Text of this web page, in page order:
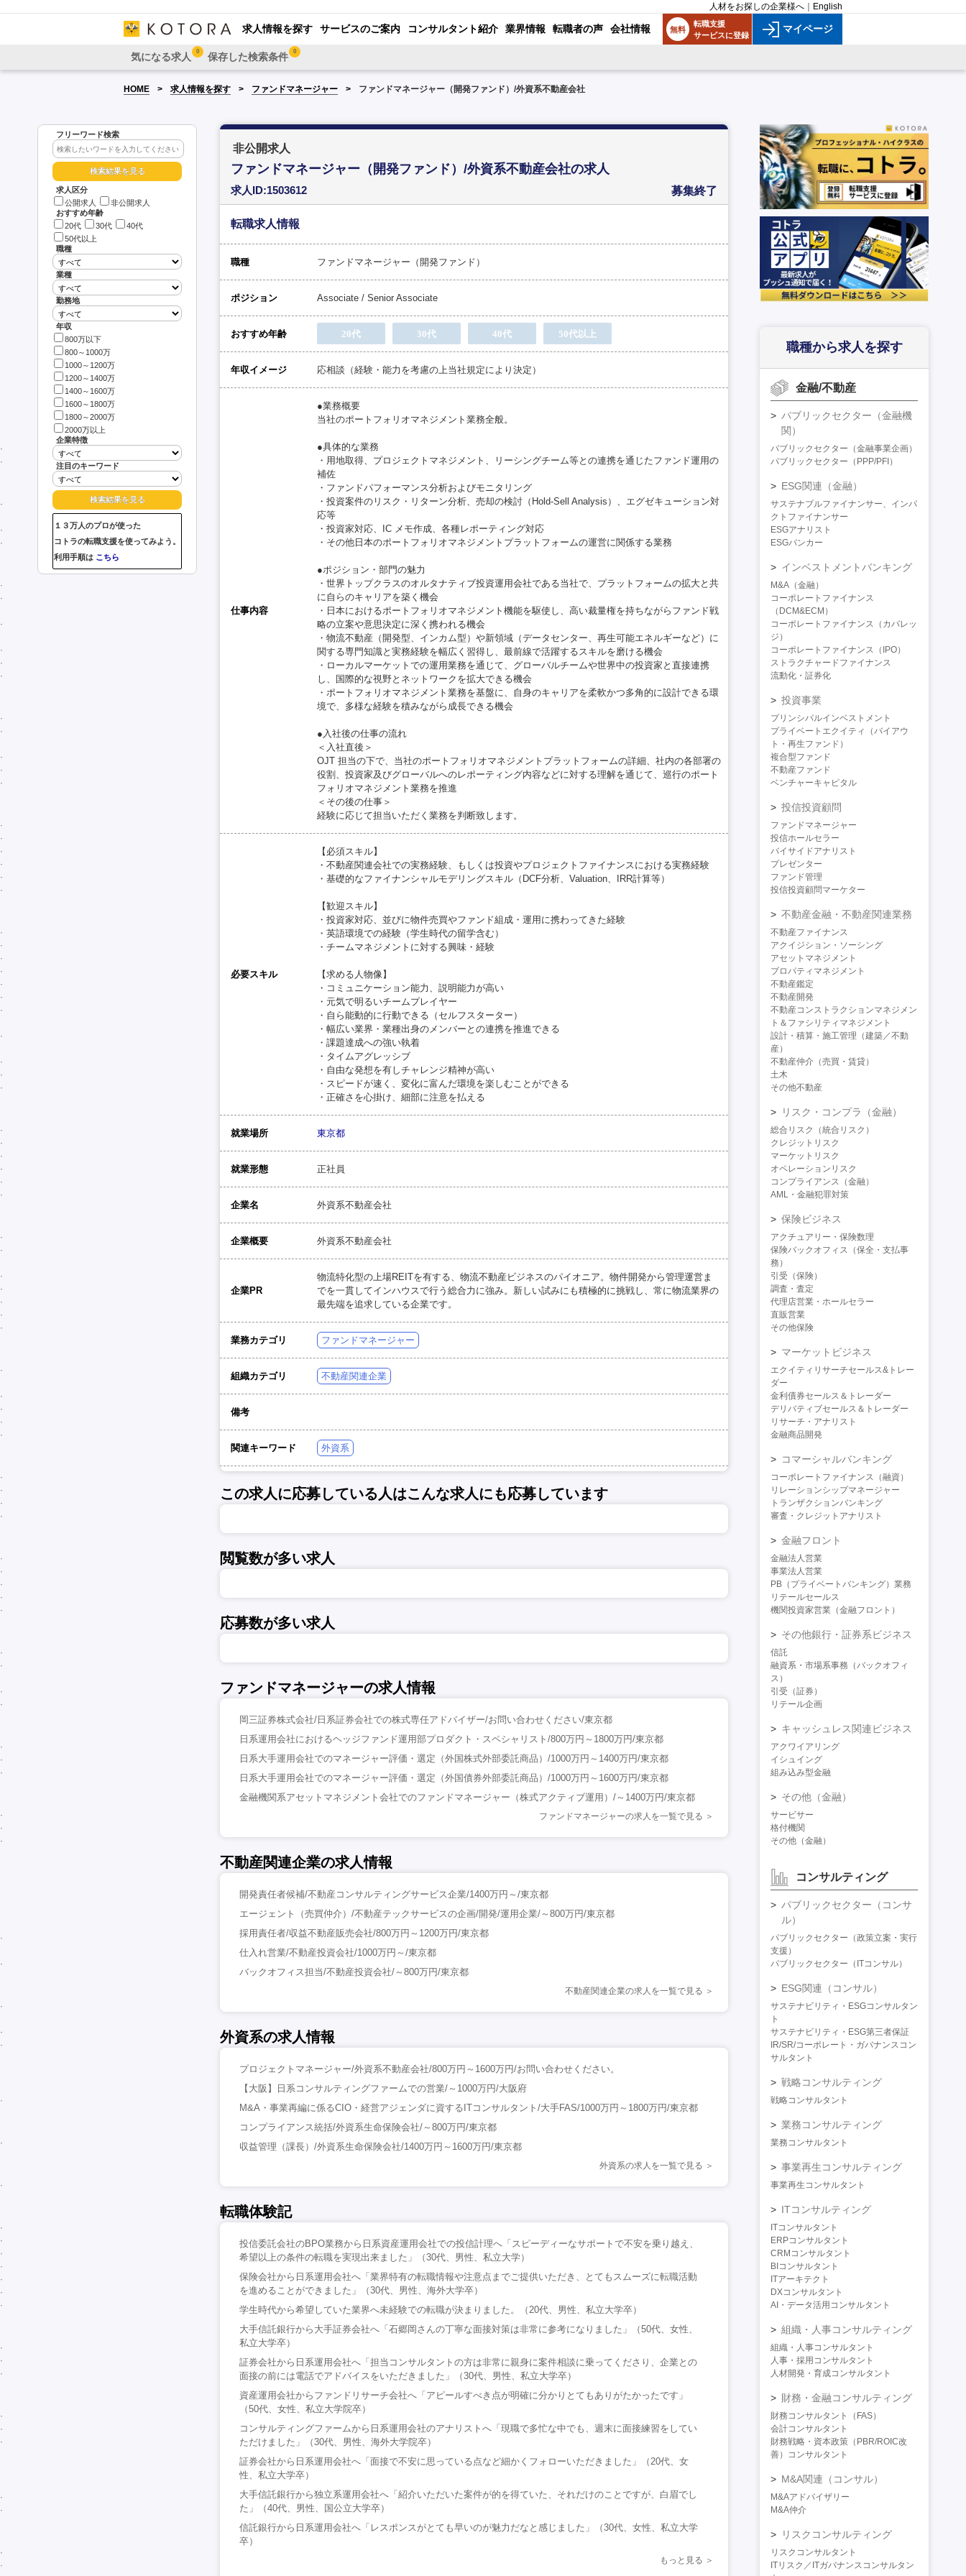
人材をお探しの企業様へ English
求人情報を探す サービスのご案内 コンサルタント紹介 業界情報 転職者の声 会社情報 無料
転職支援
サービスに登録
マイページ
気になる求人 0 保存した検索条件 0
HOME 求人情報を探す ファンドマネージャー ファンドマネージャー（開発ファンド）/外資系不動産会社
フリーワード検索
求人区分
公開求人
非公開求人
おすすめ年齢
20代
30代
40代
50代以上
職種
業種
勤務地
年収
800万以下
800～1000万
1000～1200万
1200～1400万
1400～1600万
1600～1800万
1800～2000万
2000万以上
企業特徴
注目のキーワード
１３万人のプロが使った
コトラの転職支援を使ってみよう。
利用手順は こちら
非公開求人
ファンドマネージャー（開発ファンド）/外資系不動産会社の求人
求人ID:1503612 募集終了
転職求人情報
職種 ファンドマネージャー（開発ファンド）
ポジション Associate / Senior Associate
おすすめ年齢 20代 30代 40代 50代以上
年収イメージ 応相談（経験・能力を考慮の上当社規定により決定）
仕事内容
●業務概要
当社のポートフォリオマネジメント業務全般。
●具体的な業務
・用地取得、プロジェクトマネジメント、リーシングチーム等との連携を通じたファンド運用の
補佐
・ファンドパフォーマンス分析およびモニタリング
・投資案件のリスク・リターン分析、売却の検討（Hold-Sell Analysis）、エグゼキューション対
応等
・投資家対応、IC メモ作成、各種レポーティング対応
・その他日本のポートフォリオマネジメントプラットフォームの運営に関係する業務
●ポジション・部門の魅力
・世界トップクラスのオルタナティブ投資運用会社である当社で、プラットフォームの拡大と共
に自らのキャリアを築く機会
・日本におけるポートフォリオマネジメント機能を駆使し、高い裁量権を持ちながらファンド戦
略の立案や意思決定に深く携われる機会
・物流不動産（開発型、インカム型）や新領域（データセンター、再生可能エネルギーなど）に
関する専門知識と実務経験を幅広く習得し、最前線で活躍するスキルを磨ける機会
・ローカルマーケットでの運用業務を通じて、グローバルチームや世界中の投資家と直接連携
し、国際的な視野とネットワークを拡大できる機会
・ポートフォリオマネジメント業務を基盤に、自身のキャリアを柔軟かつ多角的に設計できる環
境で、多様な経験を積みながら成長できる機会
●入社後の仕事の流れ
＜入社直後＞
OJT 担当の下で、当社のポートフォリオマネジメントプラットフォームの詳細、社内の各部署の
役割、投資家及びグローバルへのレポーティング内容などに対する理解を通じて、巡行のポート
フォリオマネジメント業務を推進
＜その後の仕事＞
経験に応じて担当いただく業務を判断致します。
必要スキル
【必須スキル】
・不動産関連会社での実務経験、もしくは投資やプロジェクトファイナンスにおける実務経験
・基礎的なファイナンシャルモデリングスキル（DCF分析、Valuation、IRR計算等）
【歓迎スキル】
・投資家対応、並びに物件売買やファンド組成・運用に携わってきた経験
・英語環境での経験（学生時代の留学含む）
・チームマネジメントに対する興味・経験
【求める人物像】
・コミュニケーション能力、説明能力が高い
・元気で明るいチームプレイヤー
・自ら能動的に行動できる（セルフスターター）
・幅広い業界・業種出身のメンバーとの連携を推進できる
・課題達成への強い執着
・タイムアグレッシブ
・自由な発想を有しチャレンジ精神が高い
・スピードが速く、変化に富んだ環境を楽しむことができる
・正確さを心掛け、細部に注意を払える
就業場所 東京都
就業形態 正社員
企業名 外資系不動産会社
企業概要 外資系不動産会社
企業PR
物流特化型の上場REITを有する、物流不動産ビジネスのパイオニア。物件開発から管理運営ま
でを一貫してインハウスで行う総合力に強み。新しい試みにも積極的に挑戦し、常に物流業界の
最先端を追求している企業です。
業務カテゴリ ファンドマネージャー
組織カテゴリ 不動産関連企業
備考
関連キーワード 外資系
この求人に応募している人はこんな求人にも応募しています
閲覧数が多い求人
応募数が多い求人
ファンドマネージャーの求人情報
岡三証券株式会社/日系証券会社での株式専任アドバイザー/お問い合わせください/東京都
日系運用会社におけるヘッジファンド運用部プロダクト・スペシャリスト/800万円～1800万円/東京都
日系大手運用会社でのマネージャー評価・選定（外国株式外部委託商品）/1000万円～1400万円/東京都
日系大手運用会社でのマネージャー評価・選定（外国債券外部委託商品）/1000万円～1600万円/東京都
金融機関系アセットマネジメント会社でのファンドマネージャー（株式アクティブ運用）/～1400万円/東京都
ファンドマネージャーの求人を一覧で見る
不動産関連企業の求人情報
開発責任者候補/不動産コンサルティングサービス企業/1400万円～/東京都
エージェント（売買仲介）/不動産テックサービスの企画/開発/運用企業/～800万円/東京都
採用責任者/収益不動産販売会社/800万円～1200万円/東京都
仕入れ営業/不動産投資会社/1000万円～/東京都
バックオフィス担当/不動産投資会社/～800万円/東京都
不動産関連企業の求人を一覧で見る
外資系の求人情報
プロジェクトマネージャー/外資系不動産会社/800万円～1600万円/お問い合わせください。
【大阪】日系コンサルティングファームでの営業/～1000万円/大阪府
M&A・事業再編に係るCIO・経営アジェンダに資するITコンサルタント/大手FAS/1000万円～1800万円/東京都
コンプライアンス統括/外資系生命保険会社/～800万円/東京都
収益管理（課長）/外資系生命保険会社/1400万円～1600万円/東京都
外資系の求人を一覧で見る
転職体験記
投信委託会社のBPO業務から日系資産運用会社での投信計理へ「スピーディーなサポートで不安を乗り越え、
希望以上の条件の転職を実現出来ました」（30代、男性、私立大学）
保険会社から日系運用会社へ「業界特有の転職情報や注意点までご提供いただき、とてもスムーズに転職活動
を進めることができました」（30代、男性、海外大学卒）
学生時代から希望していた業界へ未経験での転職が決まりました。（20代、男性、私立大学卒）
大手信託銀行から大手証券会社へ「石郷岡さんの丁寧な面接対策は非常に参考になりました」（50代、女性、
私立大学卒）
証券会社から日系運用会社へ「担当コンサルタントの方は非常に親身に案件相談に乗ってくださり、企業との
面接の前には電話でアドバイスをいただきました」（30代、男性、私立大学卒）
資産運用会社からファンドリサーチ会社へ「アピールすべき点が明確に分かりとてもありがたかったです」
（50代、女性、私立大学院卒）
コンサルティングファームから日系運用会社のアナリストへ「現職で多忙な中でも、週末に面接練習をしてい
ただけました」（30代、男性、海外大学院卒）
証券会社から日系運用会社へ「面接で不安に思っている点など細かくフォローいただきました」（20代、女
性、私立大学卒）
大手信託銀行から独立系運用会社へ「紹介いただいた案件が的を得ていた、それだけのことですが、白眉でし
た」（40代、男性、国公立大学卒）
信託銀行から日系運用会社へ「レスポンスがとても早いのが魅力だなと感じました」（30代、女性、私立大学
卒）
もっと見る
職種から求人を探す
金融/不動産
パブリックセクター（金融機
関）
パブリックセクター（金融事業企画）
パブリックセクター（PPP/PFI）
ESG関連（金融）
サステナブルファイナンサー、インパ
クトファイナンサー
ESGアナリスト
ESGバンカー
インベストメントバンキング
M&A（金融）
コーポレートファイナンス
（DCM&ECM）
コーポレートファイナンス（カバレッ
ジ）
コーポレートファイナンス（IPO）
ストラクチャードファイナンス
流動化・証券化
投資事業
プリンシパルインベストメント
プライベートエクイティ（バイアウ
ト・再生ファンド）
複合型ファンド
不動産ファンド
ベンチャーキャピタル
投信投資顧問
ファンドマネージャー
投信ホールセラー
バイサイドアナリスト
プレゼンター
ファンド管理
投信投資顧問マーケター
不動産金融・不動産関連業務
不動産ファイナンス
アクイジション・ソーシング
アセットマネジメント
プロパティマネジメント
不動産鑑定
不動産開発
不動産コンストラクションマネジメン
ト＆ファシリティマネジメント
設計・積算・施工管理（建築／不動
産）
不動産仲介（売買・賃貸）
土木
その他不動産
リスク・コンプラ（金融）
総合リスク（統合リスク）
クレジットリスク
マーケットリスク
オペレーションリスク
コンプライアンス（金融）
AML・金融犯罪対策
保険ビジネス
アクチュアリー・保険数理
保険バックオフィス（保全・支払事
務）
引受（保険）
調査・査定
代理店営業・ホールセラー
直販営業
その他保険
マーケットビジネス
エクイティリサーチセールス&トレー
ダー
金利債券セールス＆トレーダー
デリバティブセールス＆トレーダー
リサーチ・アナリスト
金融商品開発
コマーシャルバンキング
コーポレートファイナンス（融資）
リレーションシップマネージャー
トランザクションバンキング
審査・クレジットアナリスト
金融フロント
金融法人営業
事業法人営業
PB（プライベートバンキング）業務
リテールセールス
機関投資家営業（金融フロント）
その他銀行・証券系ビジネス
信託
融資系・市場系事務（バックオフィ
ス）
引受（証券）
リテール企画
キャッシュレス関連ビジネス
アクワイアリング
イシュイング
組み込み型金融
その他（金融）
サービサー
格付機関
その他（金融）
コンサルティング
パブリックセクター（コンサ
ル）
パブリックセクター（政策立案・実行
支援）
パブリックセクター（ITコンサル）
ESG関連（コンサル）
サステナビリティ・ESGコンサルタン
ト
サステナビリティ・ESG第三者保証
IR/SR/コーポレート・ガバナンスコン
サルタント
戦略コンサルティング
戦略コンサルタント
業務コンサルティング
業務コンサルタント
事業再生コンサルティング
事業再生コンサルタント
ITコンサルティング
ITコンサルタント
ERPコンサルタント
CRMコンサルタント
BIコンサルタント
ITアーキテクト
DXコンサルタント
AI・データ活用コンサルタント
組織・人事コンサルティング
組織・人事コンサルタント
人事・採用コンサルタント
人材開発・育成コンサルタント
財務・金融コンサルティング
財務コンサルタント（FAS）
会計コンサルタント
財務戦略・資本政策（PBR/ROIC改
善）コンサルタント
M&A関連（コンサル）
M&Aアドバイザリー
M&A仲介
リスクコンサルティング
リスクコンサルタント
ITリスク／ITガバナンスコンサルタン